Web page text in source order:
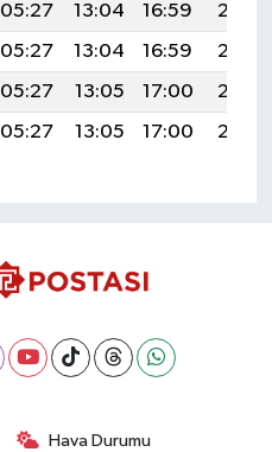
05:27 13:04 16:59
20:32
05:27 13:04 16:59
20:32
05:27 13:05 17:00
20:33
05:27 13:05 17:00 20:33
Hava Durumu